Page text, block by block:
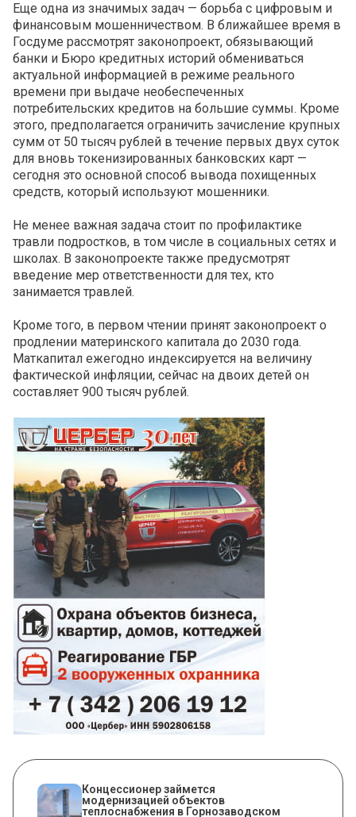
Еще одна из значимых задач — борьба с цифровым и
финансовым мошенничеством. В ближайшее время в
Госдуме рассмотрят законопроект, обязывающий
банки и Бюро кредитных историй обмениваться
актуальной информацией в режиме реального
времени при выдаче необеспеченных
потребительских кредитов на большие суммы. Кроме
этого, предполагается ограничить зачисление крупных
сумм от 50 тысяч рублей в течение первых двух суток
для вновь токенизированных банковских карт —
сегодня это основной способ вывода похищенных
средств, который используют мошенники.
Не менее важная задача стоит по профилактике
травли подростков, в том числе в социальных сетях и
школах. В законопроекте также предусмотрят
введение мер ответственности для тех, кто
занимается травлей.
Кроме того, в первом чтении принят законопроект о
продлении материнского капитала до 2030 года.
Маткапитал ежегодно индексируется на величину
фактической инфляции, сейчас на двоих детей он
составляет 900 тысяч рублей.
Концессионер займется
модернизацией объектов
теплоснабжения в Горнозаводском